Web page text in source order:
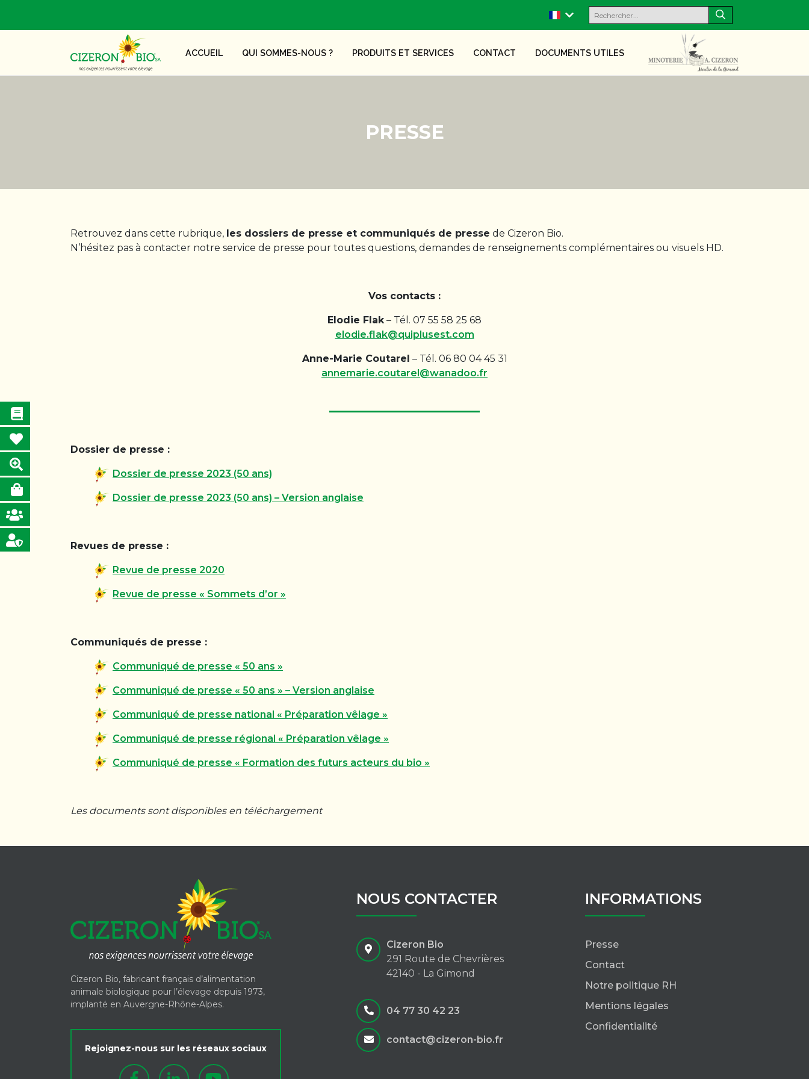
ACCUEIL QUI SOMMES-NOUS ? PRODUITS ET SERVICES CONTACT DOCUMENTS UTILES
PRESSE
Retrouvez dans cette rubrique, les dossiers de presse et communiqués de presse de Cizeron Bio.
N’hésitez pas à contacter notre service de presse pour toutes questions, demandes de renseignements complémentaires ou visuels HD.
Vos contacts :
Elodie Flak– Tél. 07 55 58 25 68
elodie.flak@quiplusest.com
Anne-Marie Coutarel – Tél. 06 80 04 45 31
annemarie.coutarel@wanadoo.fr
Dossier de presse :
Dossier de presse 2023 (50 ans)
Dossier de presse 2023 (50 ans) – Version anglaise
Revues de presse :
Revue de presse 2020
Revue de presse « Sommets d’or »
Communiqués de presse :
Communiqué de presse « 50 ans »
Communiqué de presse « 50 ans » – Version anglaise
Communiqué de presse national « Préparation vêlage »
Communiqué de presse régional « Préparation vêlage »
Communiqué de presse « Formation des futurs acteurs du bio »
Les documents sont disponibles en téléchargement
Cizeron Bio, fabricant français d’alimentation
animale biologique pour l’élevage depuis 1973,
implanté en Auvergne-Rhône-Alpes.
Rejoignez-nous sur les réseaux sociaux
NOUS CONTACTER
Cizeron Bio
291 Route de Chevrières
42140 - La Gimond
04 77 30 42 23
contact@cizeron-bio.fr
INFORMATIONS
Presse
Contact
Notre politique RH
Mentions légales
Confidentialité